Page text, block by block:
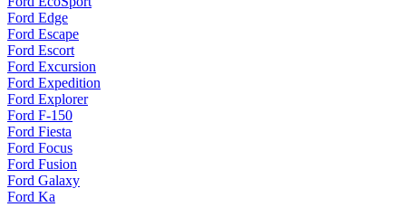
Ford Edge
Ford Escape
Ford Escort
Ford Excursion
Ford Expedition
Ford Explorer
Ford F-150
Ford Fiesta
Ford Focus
Ford Fusion
Ford Galaxy
Ford Ka